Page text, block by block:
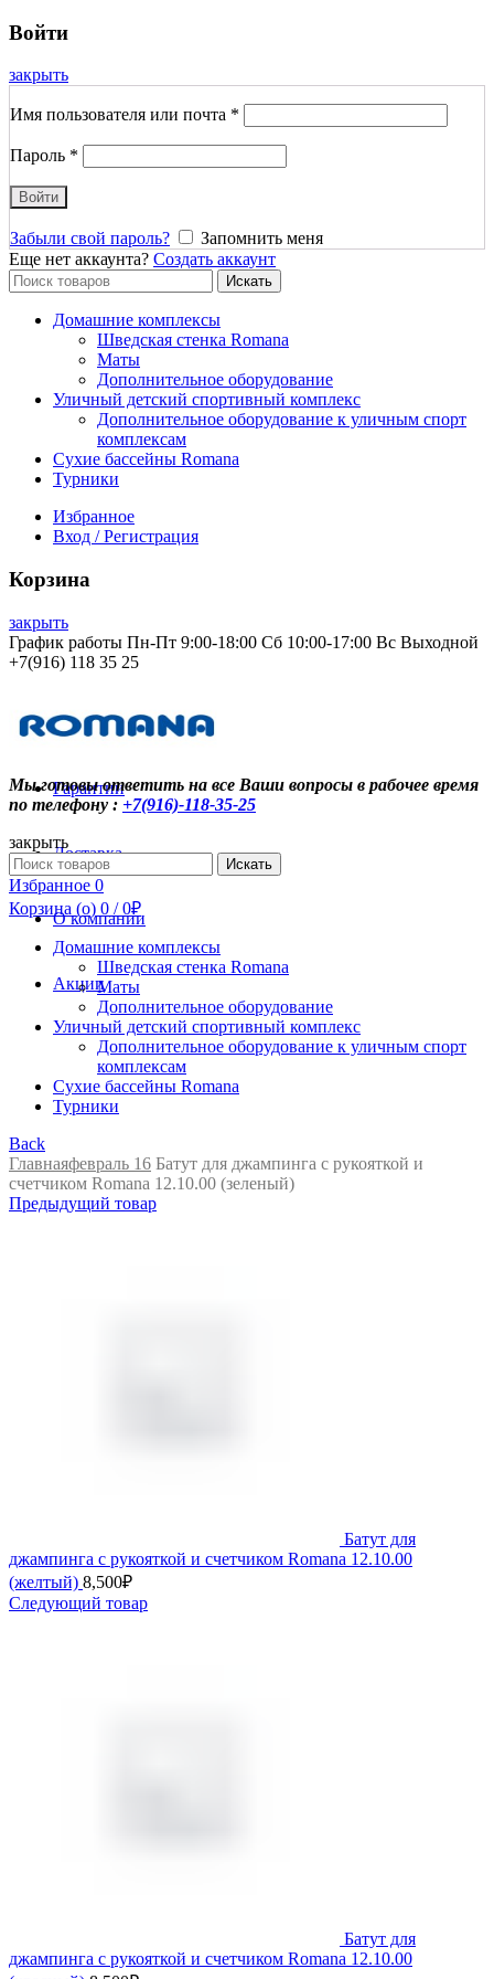
Войти
закрыть
Имя пользователя или почта *
Пароль *
Войти
Забыли свой пароль?
Запомнить меня
Еще нет аккаунта? Создать аккаунт
Search
for:
Искать
Домашние комплексы
Шведская стенка Romana
Маты
Дополнительное оборудование
Уличный детский спортивный комплекс
Дополнительное оборудование к уличным спорт
комплексам
Сухие бассейны Romana
Турники
Избранное
Вход / Регистрация
Корзина
закрыть
График работы Пн-Пт 9:00-18:00 Сб 10:00-17:00 Вс Выходной
+7(916) 118 35 25
Контакты
Гарантии
Доставка
О компании
Акции
Мы готовы ответить на все Ваши вопросы в рабочее время
по телефону : +7(916)-118-35-25
закрыть
Search
for:
Искать
Избранное 0
Корзина (o) 0 / 0₽
Домашние комплексы
Шведская стенка Romana
Маты
Дополнительное оборудование
Уличный детский спортивный комплекс
Дополнительное оборудование к уличным спорт
комплексам
Сухие бассейны Romana
Турники
Back
Главнаяфевраль 16 Батут для джампинга с рукояткой и
счетчиком Romana 12.10.00 (зеленый)
Предыдущий товар
Батут для
джампинга с рукояткой и счетчиком Romana 12.10.00
(желтый) 8,500₽
Следующий товар
Батут для
джампинга с рукояткой и счетчиком Romana 12.10.00